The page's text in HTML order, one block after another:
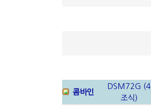
콤바인
DSM72G (4
조식)